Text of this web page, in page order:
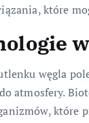
które
węgla
atmosfery.
które